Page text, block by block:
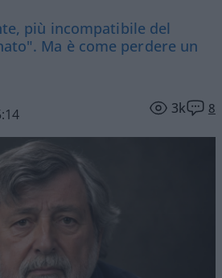
più incompatibile del
Ma è come perdere un
3k 8